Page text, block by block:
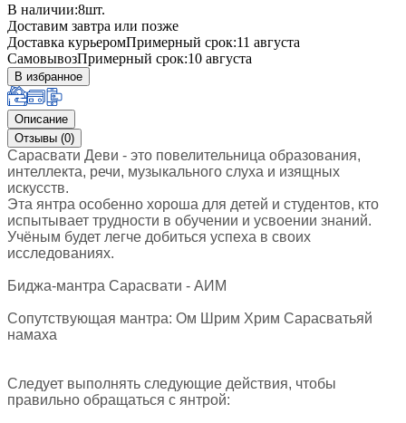
В наличии:8шт.
Доставим завтра или позже
Доставка курьеромПримерный срок:11 августа
СамовывозПримерный срок:10 августа
В избранное
Описание
Отзывы (0)
Сарасвати Деви - это повелительница образования,
интеллекта, речи, музыкального слуха и изящных
искусств.
Эта янтра особенно хороша для детей и студентов, кто
испытывает трудности в обучении и усвоении знаний.
Учёным будет легче добиться успеха в своих
исследованиях.
Биджа-мантра Сарасвати - АИМ
Сопутствующая мантра: Ом Шрим Хрим Сарасватьяй
намаха
Следует выполнять следующие действия, чтобы
правильно обращаться с янтрой: